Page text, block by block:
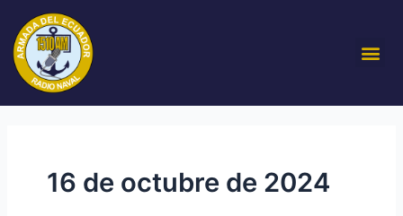
contenido
16 de octubre de 2024